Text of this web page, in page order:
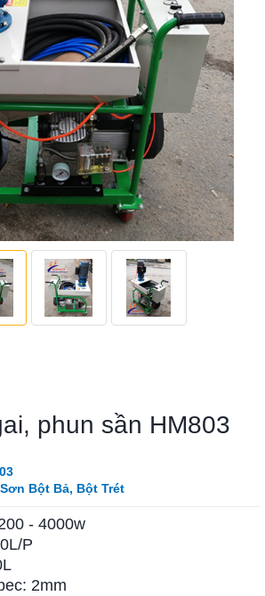
phun sần HM803
Bột Bả, Bột Trét
- 4000w
P
2mm